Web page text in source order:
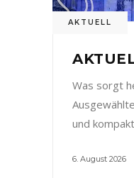
AKTUELL
Was sorgt
und
6. August 2026